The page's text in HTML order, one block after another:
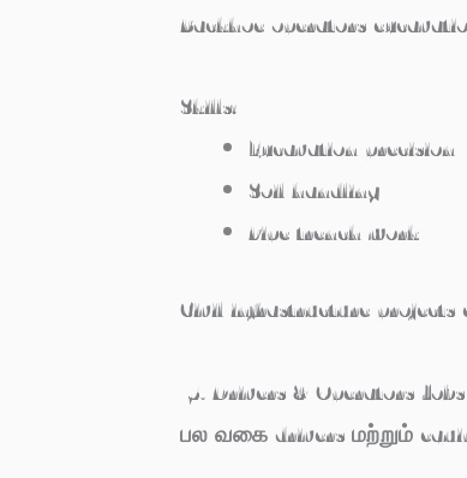
Backhoe operators
Skills:
Excavation precision
Soil handling
Pipe trench work
Civil infrastructure projects
5. Drivers & Operators Jobs
பல வகை drivers மற்றும்